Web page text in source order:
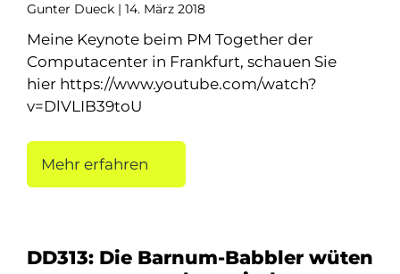
Gunter Dueck 14. März 2018
Meine Keynote beim PM Together der
Computacenter in Frankfurt, schauen Sie
hier https://www.youtube.com/watch?
v=DlVLIB39toU
Mehr erfahren
DD313: Die Barnum-Babbler wüten